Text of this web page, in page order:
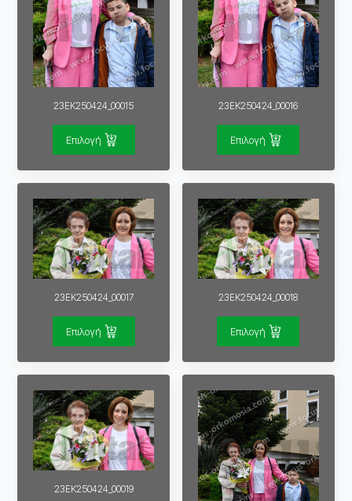
23EK250424_00015
Επιλογή
23EK250424_00016
Επιλογή
23EK250424_00017
Επιλογή
23EK250424_00018
Επιλογή
23EK250424_00019